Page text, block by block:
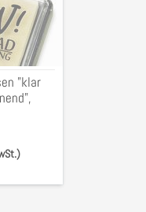
"klar